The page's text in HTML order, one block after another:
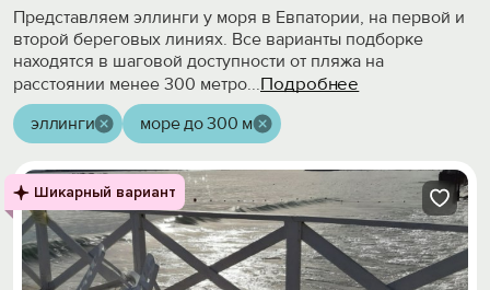
Представляем эллинги у моря в Евпатории, на первой и
второй береговых линиях. Все варианты подборке
находятся в шаговой доступности от пляжа на
расстоянии менее 300 метро...Подробнее
эллинги море до 300 м
Шикарный вариант